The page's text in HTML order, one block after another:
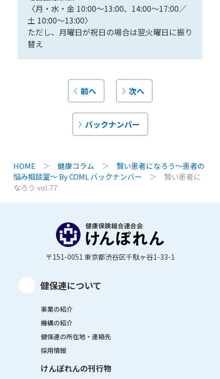
〈月・水・金 10:00〜13:00、14:00〜17:00／
土 10:00〜13:00〉
ただし、月曜日が祝日の場合は翌火曜日に振り
替え
前へ 次へ
バックナンバー
HOME ＞ 健康コラム ＞ 賢い患者になろう〜患者の
悩み相談室〜 By COML バックナンバー ＞ 賢い患者に
なろう vol.77
〒151-0051 東京都渋谷区千駄ヶ谷1-33-1
健保連について
事業の紹介
機構の紹介
健保連の所在地・連絡先
採用情報
けんぽれんの刊行物